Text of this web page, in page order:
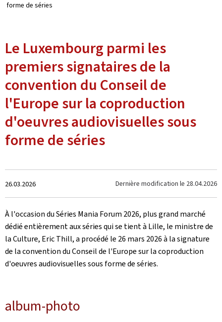
forme de séries
Le Luxembourg parmi les
premiers signataires de la
convention du Conseil de
l'Europe sur la coproduction
d'oeuvres audiovisuelles sous
forme de séries
Crée
le
26.03.2026 Dernière modification le 28.04.2026
À l'occasion du Séries Mania Forum 2026, plus grand marché
dédié entièrement aux séries qui se tient à Lille, le ministre de
la Culture, Eric Thill, a procédé le 26 mars 2026 à la signature
de la convention du Conseil de l'Europe sur la coproduction
d'oeuvres audiovisuelles sous forme de séries.
album-photo